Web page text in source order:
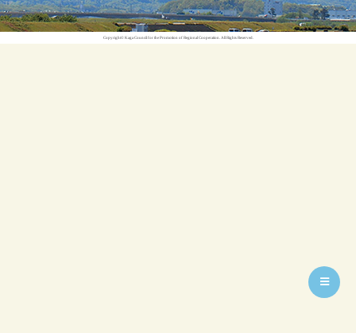
Copyright© Kaga Council for the Promotion of Regional Cooperation. All Rights Reserved.